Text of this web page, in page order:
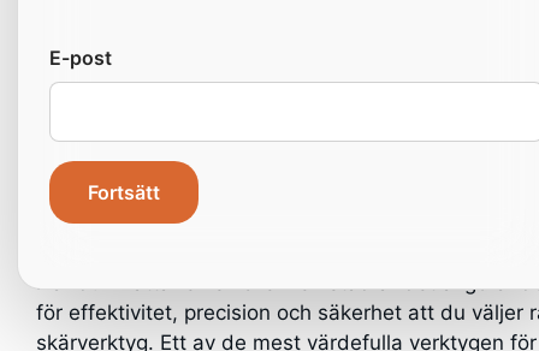
Varför en kapsåg är
ett måste för din
verkstad
När du inrättar en snickeriverkstad är det
för effektivitet, precision och säkerhet att du väljer
skärverktyg. Ett av de mest värdefulla verktygen för
E-post
Fortsätt